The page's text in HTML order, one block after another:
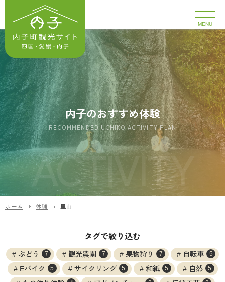
MENU
内子のおすすめ体験
RECOMMENDED UCHIKO ACTIVITY PLAN
ホーム 体験 里山
タグで絞り込む
ぶどう 7 観光農園 7 果物狩り 7 自転車 5
Eバイク 5 サイクリング 5 和紙 5 自然 5